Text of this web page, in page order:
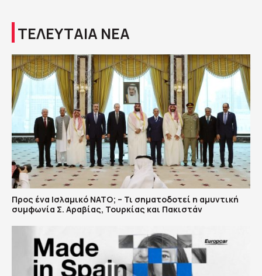
ΤΕΛΕΥΤΑΙΑ ΝΕΑ
Προς ένα Ισλαμικό ΝΑΤΟ; – Τι σηματοδοτεί η αμυντική
συμφωνία Σ. Αραβίας, Τουρκίας και Πακιστάν